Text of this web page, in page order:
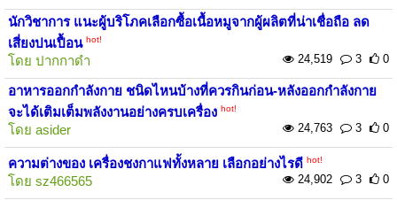
นักวิชาการ แนะผู้บริโภคเลือกซื้อเนื้อหมูจากผู้ผลิตที่น่าเชื่อถือ ลด
เสี่ยงปนเปื้อน hot!
โดย ปากกาดำ 24,519 3 0
อาหารออกกำลังกาย ชนิดไหนบ้างที่ควรกินก่อน-หลังออกกำลังกาย
จะได้เติมเต็มพลังงานอย่างครบเครื่อง hot!
โดย asider 24,763 3 0
ความต่างของ เครื่องชงกาแฟทั้งหลาย เลือกอย่างไรดี hot!
โดย sz466565 24,902 3 0